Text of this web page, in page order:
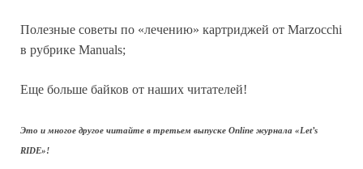
Полезные советы по «лечению» картриджей от Marzocchi
в рубрике Manuals;
Еще больше байков от наших читателей!
Это и многое другое читайте в третьем выпуске Online журнала «Let’s
RIDE»!